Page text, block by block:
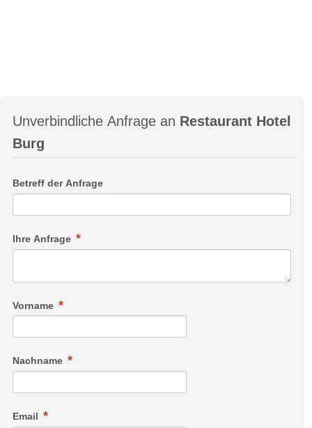
Unverbindliche Anfrage an Restaurant Hotel
Burg
Betreff der Anfrage
Ihre Anfrage
Vorname
Nachname
Email